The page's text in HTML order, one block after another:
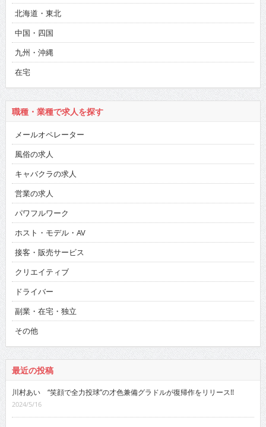
北海道・東北
中国・四国
九州・沖縄
在宅
職種・業種で求人を探す
メールオペレーター
風俗の求人
キャバクラの求人
営業の求人
パワフルワーク
ホスト・モデル・AV
接客・販売サービス
クリエイティブ
ドライバー
副業・在宅・独立
その他
最近の投稿
川村あい “笑顔で全力投球”の才色兼備グラドルが復帰作をリリース!!
2024/5/16